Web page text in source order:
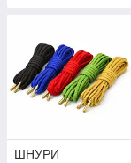
ШНУРИ